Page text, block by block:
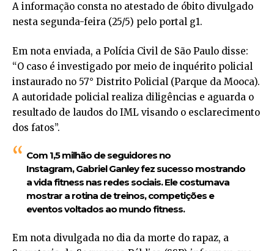
A informação consta no atestado de óbito divulgado
nesta segunda-feira (25/5) pelo portal g1.
Em nota enviada, a Polícia Civil de São Paulo disse:
“O caso é investigado por meio de inquérito policial
instaurado no 57° Distrito Policial (Parque da Mooca).
A autoridade policial realiza diligências e aguarda o
resultado de laudos do IML visando o esclarecimento
dos fatos”.
Com 1,5 milhão de seguidores no
Instagram, Gabriel Ganley fez sucesso mostrando
a vida fitness nas redes sociais. Ele costumava
mostrar a rotina de treinos, competições e
eventos voltados ao mundo fitness.
Em nota divulgada no dia da morte do rapaz, a